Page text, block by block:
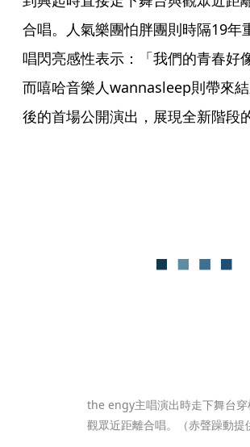
合唱。人氣樂團怕胖團則時隔19年
唱閃亮感性表示：「我們的青春好
而嘻哈音樂人wannasleep則帶來
後的首場公開演出，展現全新階段
the engy主唱演出時走下舞台
觀眾近距離合唱。（赤聲躁動提